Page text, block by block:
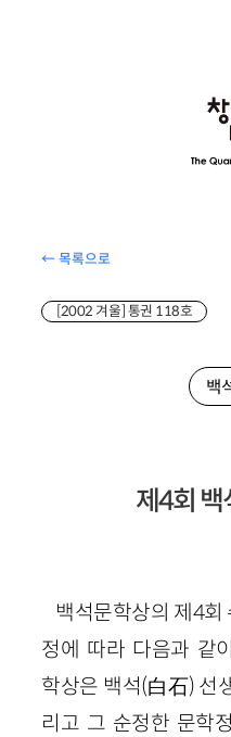
← 목록으로
[2002 겨울] 통권 118호
백
제4회 백
백석문학상의 제4회
정에 따라 다음과 같
학상은 백석(白石) 선
리고 그 순정한 문학